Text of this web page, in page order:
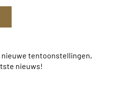
nieuwe tentoonstellingen,
nieuws!